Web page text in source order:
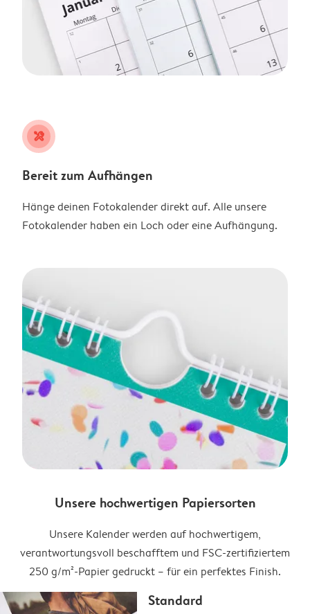
tools
Bereit zum Aufhängen
Hänge deinen Fotokalender direkt auf. Alle unsere
Fotokalender haben ein Loch oder eine Aufhängung.
Unsere hochwertigen Papiersorten
Unsere Kalender werden auf hochwertigem,
verantwortungsvoll beschafftem und FSC-zertifiziertem
250 g/m²-Papier gedruckt – für ein perfektes Finish.
Standard